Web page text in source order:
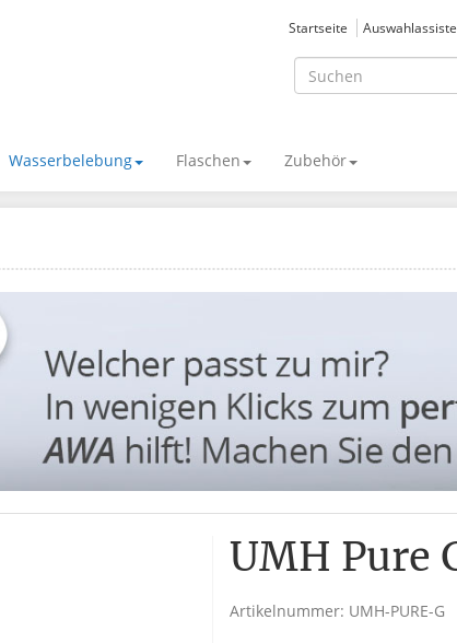
Startseite
Wasserbelebung Flaschen Zubehör
UMH Pure
Artikelnummer: UMH-PURE-G